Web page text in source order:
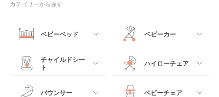
カテゴリーから探す
ベビーベッド
すべて
ベビーカー
すべて
チャイルドシー
ト
すべて
ハイローチェア
すべて
バウンサー ベビーチェア